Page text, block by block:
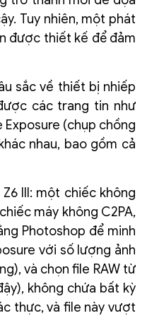
Tuy nhiên, một phát
được thiết kế để đảm
sắc về thiết bị nhiếp
các trang tin như
Exposure (chụp chồng
nhau, bao gồm cả
III: một chiếc không
máy không C2PA,
Photoshop để minh
với số lượng ảnh
và chọn file RAW từ
không chứa bất kỳ
thực, và file này vượt